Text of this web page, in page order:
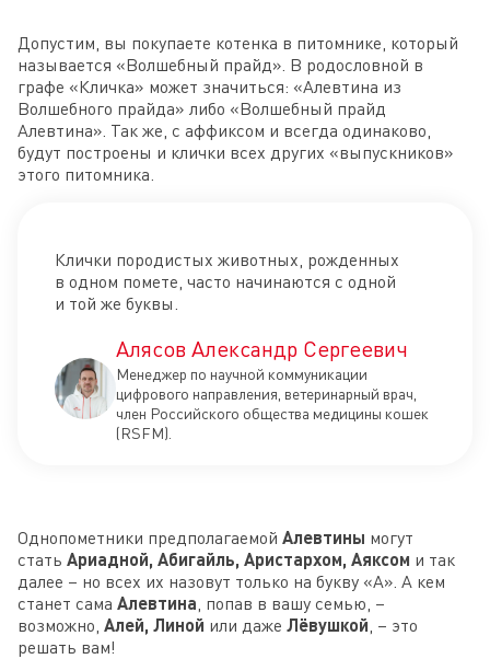
Допустим, вы покупаете котенка в питомнике, который
называется «Волшебный прайд». В родословной в
графе «Кличка» может значиться: «Алевтина из
Волшебного прайда» либо «Волшебный прайд
Алевтина». Так же, с аффиксом и всегда одинаково,
будут построены и клички всех других «выпускников»
этого питомника.
Клички породистых животных, рожденных
в одном помете, часто начинаются с одной
и той же буквы.
Алясов Александр Сергеевич
Менеджер по научной коммуникации
цифрового направления, ветеринарный врач,
член Российского общества медицины кошек
(RSFM).
Однопометники предполагаемой Алевтины могут
стать Ариадной, Абигайль, Аристархом, Аяксом и так
далее – но всех их назовут только на букву «А». А кем
станет сама Алевтина , попав в вашу семью, –
возможно, Алей, Линой или даже Лёвушкой , – это
решать вам!